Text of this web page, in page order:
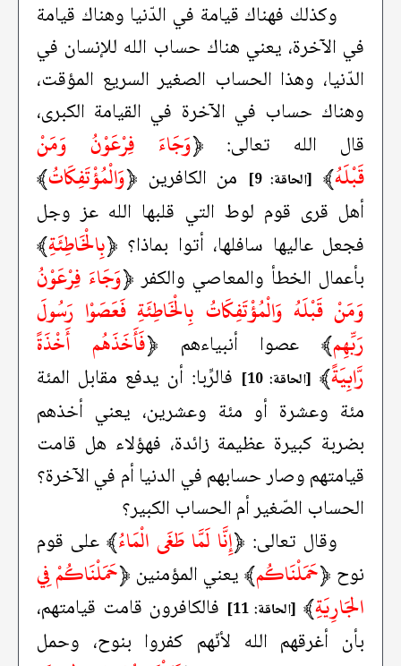
وكذلك فهناك قيامة في الدّنيا وهناك قيامة
في الآخرة، يعني هناك حساب الله للإنسان في
الدّنيا، وهذا الحساب الصغير السريع المؤقت،
وهناك حساب في الآخرة في القيامة الكبرى،
قال الله تعالى: ﴿وَجَاءَ فِرْعَوْنُ وَمَنْ
قَبْلَهُ﴾ [الحاقة: 9] من الكافرين ﴿وَالْمُؤْتَفِكَاتُ﴾
أهل قرى قوم لوط التي قلبها الله عز وجل
فجعل عاليها سافلها، أتوا بماذا؟ ﴿بِالْخَاطِئَةِ﴾
بأعمال الخطأ والمعاصي والكفر ﴿وَجَاءَ فِرْعَوْنُ
وَمَنْ قَبْلَهُ وَالْمُؤْتَفِكَاتُ بِالْخَاطِئَةِ فَعَصَوْا رَسُولَ
رَبِّهِم﴾ عصوا أنبياءهم ﴿فَأَخَذَهُم أَخْذَةً
رَّابِيَةً﴾ [الحاقة: 10]
فالرِّبا: أن يدفع مقابل المئة
مئة وعشرة أو مئة وعشرين، يعني أخذهم
بضربة كبيرة عظيمة زائدة، فهؤلاء هل قامت
قيامتهم وصار حسابهم في الدنيا أم في الآخرة؟
الحساب الصّغير أم الحساب الكبير؟
وقال تعالى: ﴿إِنَّا لَمَّا طَغَى الْمَاءُ﴾ على قوم
نوح ﴿حَمَلْنَاكُم﴾يعني المؤمنين ﴿حَمَلْنَاكُمْ فِي
الجَارِيَةِ﴾ [الحاقة: 11]
فالكافرون قامت قيامتهم،
بأن أغرقهم الله لأنّهم كفروا بنوح، وحمل